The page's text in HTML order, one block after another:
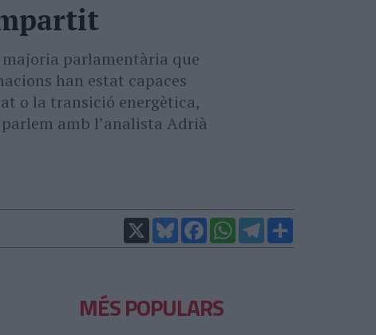
majoria parlamentària que
han estat capaces
o la transició energètica,
amb lʼanalista Adrià
X BlueskyFacebookWhatsAppTelegram
MÉS POPULARS